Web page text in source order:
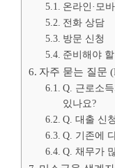
온라인·모
전화 상담
방문 신청
준비해야
자주 묻는 질문
Q. 근로소
있나요?
Q. 대출 신
Q. 기존에
Q. 채무가